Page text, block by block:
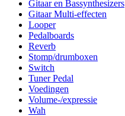
Gitaar en Bassynthesizers
Gitaar Multi-effecten
Looper
Pedalboards
Reverb
Stomp/drumboxen
Switch
Tuner Pedal
Voedingen
Volume-/expressie
Wah